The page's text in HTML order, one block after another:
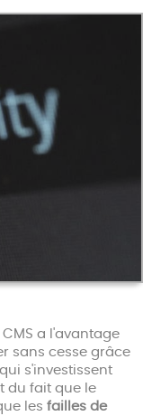
a l'avantage
sans cesse grâce
s'investissent
du fait que le
les failles de